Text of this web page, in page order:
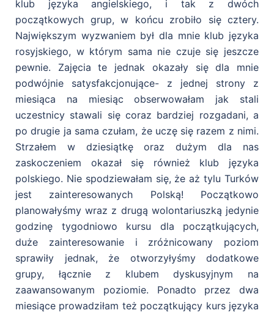
klub języka angielskiego, i tak z dwóch
początkowych grup, w końcu zrobiło się cztery.
Największym wyzwaniem był dla mnie klub języka
rosyjskiego, w którym sama nie czuje się jeszcze
pewnie. Zajęcia te jednak okazały się dla mnie
podwójnie satysfakcjonujące- z jednej strony z
miesiąca na miesiąc obserwowałam jak stali
uczestnicy stawali się coraz bardziej rozgadani, a
po drugie ja sama czułam, że uczę się razem z nimi.
Strzałem w dziesiątkę oraz dużym dla nas
zaskoczeniem okazał się również klub języka
polskiego. Nie spodziewałam się, że aż tylu Turków
jest zainteresowanych Polską! Początkowo
planowałyśmy wraz z drugą wolontariuszką jedynie
godzinę tygodniowo kursu dla początkujących,
duże zainteresowanie i zróżnicowany poziom
sprawiły jednak, że otworzyłyśmy dodatkowe
grupy, łącznie z klubem dyskusyjnym na
zaawansowanym poziomie. Ponadto przez dwa
miesiące prowadziłam też początkujący kurs języka